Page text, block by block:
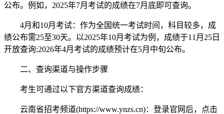
公布。例如，2025年7月考试的成绩在7月底即可查询。
4月和10月考试：作为全国统一考试时间，科目较多，成
绩公布需25至30天。以2025年10月考试为例，成绩于11月25日
开放查询;2026年4月考试的成绩预计在5月中旬公布。
二、查询渠道与操作步骤
考生可通过以下官方渠道查询成绩：
云南省招考频道(https://www.ynzs.cn)：登录官网后，点击